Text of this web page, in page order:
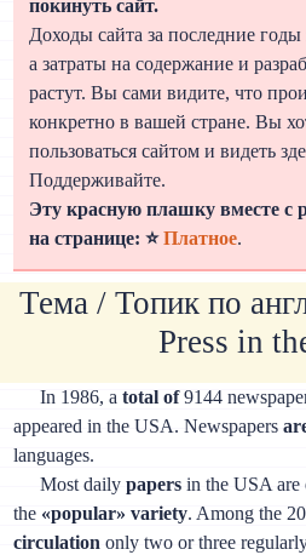
покинуть сайт.
Доходы сайта за последние годы
а затраты на содержание и
растут. Вы сами видите, что
конкретно в вашей стране. Вы
пользоваться сайтом и видеть
Поддерживайте.
Эту красную плашку вместе с
на странице: ⭐Платное.
Тема / Топик по
Press in
In 1986, a total of9144
appeared in the USA. Newspapers
languages.
Most daily papersin the USA are
the «popular» variety. Among the
circulation only two or three